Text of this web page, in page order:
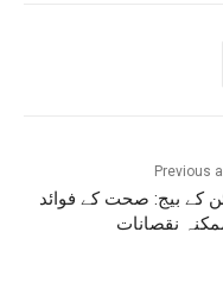
Previous
کے بیج: صحت کے فوائد
نقصانات